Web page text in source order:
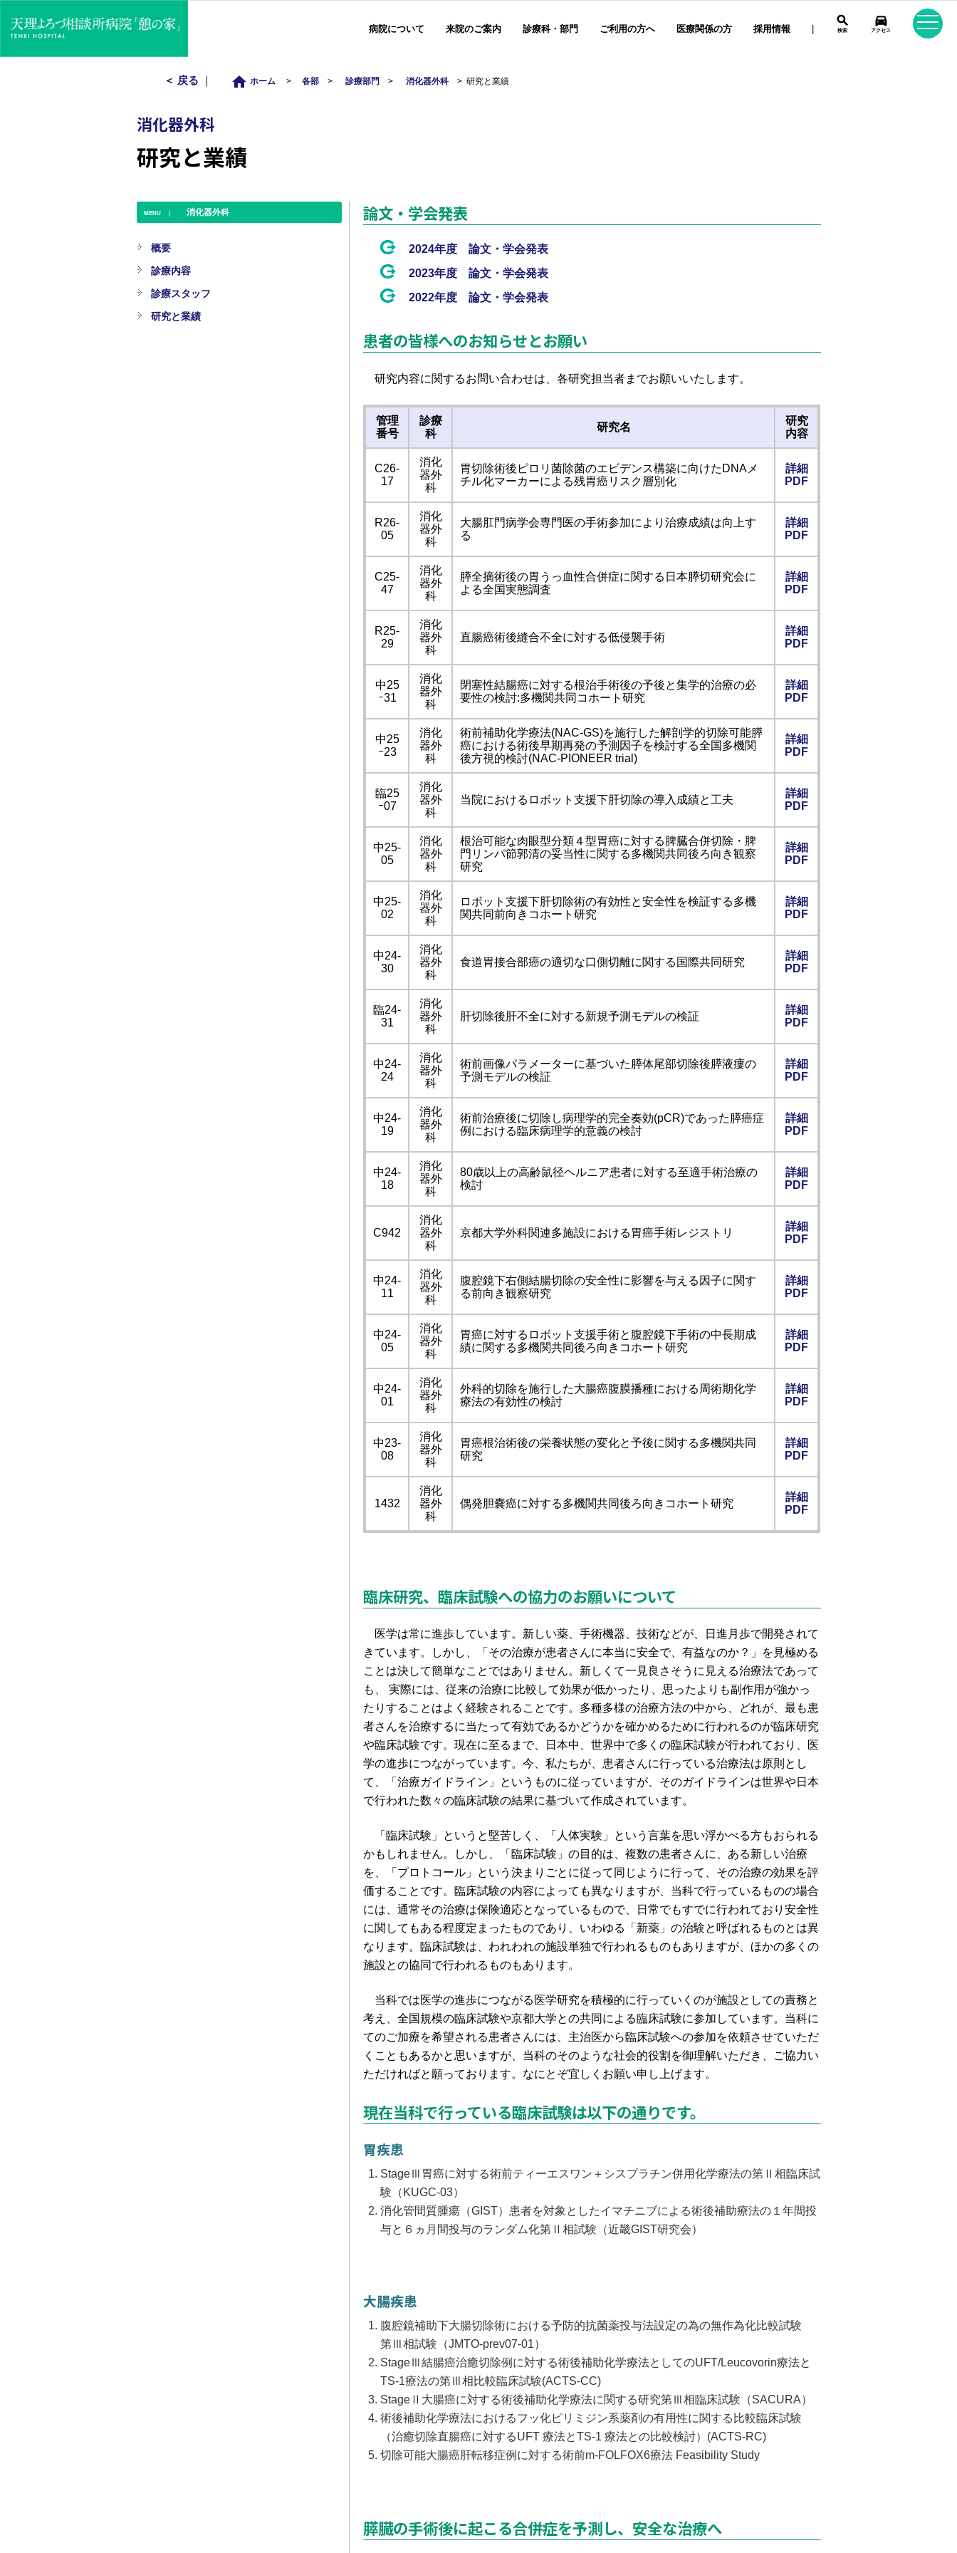
病院について 来院のご案内 診療科・部門 ご利用の方へ 医療関係の方 採用情報
search
検索
directions_car
アクセス
＜ 戻る ｜ home ホーム >各部 >診療部門 >消化器外科 >研究と業績
消化器外科
研究と業績
論文・学会発表
2024年度 論文・学会発表
2023年度 論文・学会発表
2022年度 論文・学会発表
患者の皆様へのお知らせとお願い
研究内容に関するお問い合わせは、各研究担当者までお願いいたします。
管理
番号
診療
科
研究名
研究
内容
C26-
17
消化
器外
科
胃切除術後ピロリ菌除菌のエビデンス構築に向けたDNAメ
チル化マーカーによる残胃癌リスク層別化
詳細
PDF
R26-
05
消化
器外
科
大腸肛門病学会専門医の手術参加により治療成績は向上す
る
詳細
PDF
C25-
47
消化
器外
科
膵全摘術後の胃うっ血性合併症に関する日本膵切研究会に
よる全国実態調査
詳細
PDF
R25-
29
消化
器外
科
直腸癌術後縫合不全に対する低侵襲手術
詳細
PDF
中25
ｰ31
消化
器外
科
閉塞性結腸癌に対する根治手術後の予後と集学的治療の必
要性の検討:多機関共同コホート研究
詳細
PDF
中25
ｰ23
消化
器外
科
術前補助化学療法(NAC-GS)を施行した解剖学的切除可能膵
癌における術後早期再発の予測因子を検討する全国多機関
後方視的検討(NAC-PIONEER trial)
詳細
PDF
臨25
ｰ07
消化
器外
科
当院におけるロボット支援下肝切除の導入成績と工夫
詳細
PDF
中25-
05
消化
器外
科
根治可能な肉眼型分類４型胃癌に対する脾臓合併切除・脾
門リンパ節郭清の妥当性に関する多機関共同後ろ向き観察
研究
詳細
PDF
中25-
02
消化
器外
科
ロボット支援下肝切除術の有効性と安全性を検証する多機
関共同前向きコホート研究
詳細
PDF
中24-
30
消化
器外
科
食道胃接合部癌の適切な口側切離に関する国際共同研究
詳細
PDF
臨24-
31
消化
器外
科
肝切除後肝不全に対する新規予測モデルの検証
詳細
PDF
中24-
24
消化
器外
科
術前画像パラメーターに基づいた膵体尾部切除後膵液瘻の
予測モデルの検証
詳細
PDF
中24-
19
消化
器外
科
術前治療後に切除し病理学的完全奏効(pCR)であった膵癌症
例における臨床病理学的意義の検討
詳細
PDF
中24-
18
消化
器外
科
80歳以上の高齢鼠径ヘルニア患者に対する至適手術治療の
検討
詳細
PDF
C942
消化
器外
科
京都大学外科関連多施設における胃癌手術レジストリ
詳細
PDF
中24-
11
消化
器外
科
腹腔鏡下右側結腸切除の安全性に影響を与える因子に関す
る前向き観察研究
詳細
PDF
中24-
05
消化
器外
科
胃癌に対するロボット支援手術と腹腔鏡下手術の中長期成
績に関する多機関共同後ろ向きコホート研究
詳細
PDF
中24-
01
消化
器外
科
外科的切除を施行した大腸癌腹膜播種における周術期化学
療法の有効性の検討
詳細
PDF
中23-
08
消化
器外
科
胃癌根治術後の栄養状態の変化と予後に関する多機関共同
研究
詳細
PDF
1432
消化
器外
科
偶発胆嚢癌に対する多機関共同後ろ向きコホート研究
詳細
PDF
臨床研究、臨床試験への協力のお願いについて
医学は常に進歩しています。新しい薬、手術機器、技術などが、日進月歩で開発されて
きています。しかし、「その治療が患者さんに本当に安全で、有益なのか？」を見極める
ことは決して簡単なことではありません。新しくて一見良さそうに見える治療法であって
も、 実際には、従来の治療に比較して効果が低かったり、思ったよりも副作用が強かっ
たりすることはよく経験されることです。多種多様の治療方法の中から、どれが、最も患
者さんを治療するに当たって有効であるかどうかを確かめるために行われるのが臨床研究
や臨床試験です。現在に至るまで、日本中、世界中で多くの臨床試験が行われており、医
学の進歩につながっています。今、私たちが、患者さんに行っている治療法は原則とし
て、「治療ガイドライン」というものに従っていますが、そのガイドラインは世界や日本
で行われた数々の臨床試験の結果に基づいて作成されています。
「臨床試験」というと堅苦しく、「人体実験」という言葉を思い浮かべる方もおられる
かもしれません。しかし、「臨床試験」の目的は、複数の患者さんに、ある新しい治療
を、「プロトコール」という決まりごとに従って同じように行って、その治療の効果を評
価することです。臨床試験の内容によっても異なりますが、当科で行っているものの場合
には、通常その治療は保険適応となっているもので、日常でもすでに行われており安全性
に関してもある程度定まったものであり、いわゆる「新薬」の治験と呼ばれるものとは異
なります。臨床試験は、われわれの施設単独で行われるものもありますが、ほかの多くの
施設との協同で行われるものもあります。
当科では医学の進歩につながる医学研究を積極的に行っていくのが施設としての責務と
考え、全国規模の臨床試験や京都大学との共同による臨床試験に参加しています。当科に
てのご加療を希望される患者さんには、主治医から臨床試験への参加を依頼させていただ
くこともあるかと思いますが、当科のそのような社会的役割を御理解いただき、ご協力い
ただければと願っております。なにとぞ宜しくお願い申し上げます。
現在当科で行っている臨床試験は以下の通りです。
胃疾患
StageⅢ胃癌に対する術前ティーエスワン＋シスプラチン併用化学療法の第Ⅱ相臨床試
験（KUGC-03）
消化管間質腫瘍（GIST）患者を対象としたイマチニブによる術後補助療法の１年間投
与と６ヵ月間投与のランダム化第Ⅱ相試験（近畿GIST研究会）
大腸疾患
腹腔鏡補助下大腸切除術における予防的抗菌薬投与法設定の為の無作為化比較試験
第Ⅲ相試験（JMTO-prev07-01）
StageⅢ結腸癌治癒切除例に対する術後補助化学療法としてのUFT/Leucovorin療法と
TS-1療法の第Ⅲ相比較臨床試験(ACTS-CC)
StageⅡ大腸癌に対する術後補助化学療法に関する研究第Ⅲ相臨床試験（SACURA）
術後補助化学療法におけるフッ化ピリミジン系薬剤の有用性に関する比較臨床試験
（治癒切除直腸癌に対するUFT 療法とTS-1 療法との比較検討）(ACTS-RC)
切除可能大腸癌肝転移症例に対する術前m-FOLFOX6療法 Feasibility Study
膵臓の手術後に起こる合併症を予測し、安全な治療へ
MENU ｜ 消化器外科
概要
診療内容
診療スタッフ
研究と業績